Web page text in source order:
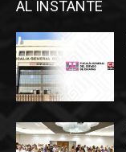
AL INSTANTE